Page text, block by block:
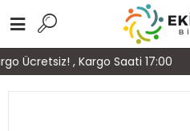
Ücretsiz! , Kargo Saati 17:00